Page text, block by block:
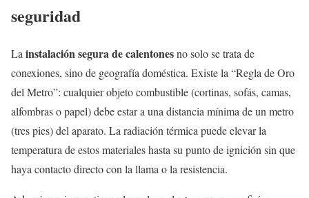
seguridad
La instalación segura de calentonesno solo se trata de
conexiones, sino de geografía doméstica. Existe la “Regla de Oro
del Metro”: cualquier objeto combustible (cortinas, sofás, camas,
alfombras o papel) debe estar a una distancia mínima de un metro
(tres pies) del aparato. La radiación térmica puede elevar la
temperatura de estos materiales hasta su punto de ignición sin que
haya contacto directo con la llama o la resistencia.